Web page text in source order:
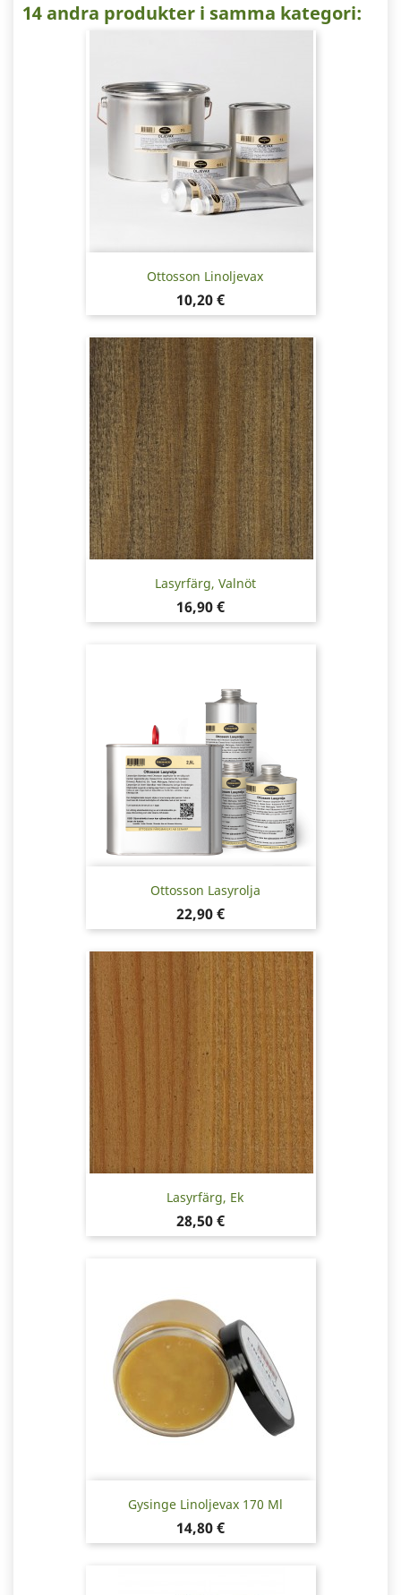
14 andra produkter i samma kategori:
Ottosson Linoljevax
Pris
10,20 €
Lasyrfärg, Valnöt
Pris
16,90 €
Ottosson Lasyrolja
Pris
22,90 €
Lasyrfärg, Ek
Pris
28,50 €
Gysinge Linoljevax 170 Ml
Pris
14,80 €